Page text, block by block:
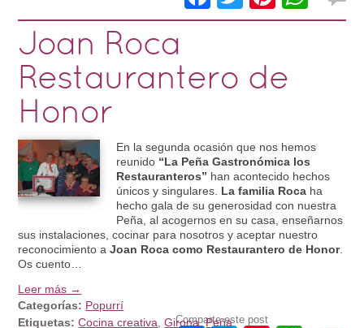
Joan Roca
Restaurantero de
Honor
En la segunda ocasión que nos hemos
reunido “La Peña Gastronómica los
Restauranteros” han acontecido hechos
únicos y singulares. La familia Roca ha
hecho gala de su generosidad con nuestra
Peña, al acogernos en su casa, enseñarnos
sus instalaciones, cocinar para nosotros y aceptar nuestro
reconocimiento aJoan Roca como Restaurantero de Honor.
Os cuento…
Leer más →
Categorías: Popurrí
Etiquetas: Cocina creativa ,Girona,Peña
Comparte este post